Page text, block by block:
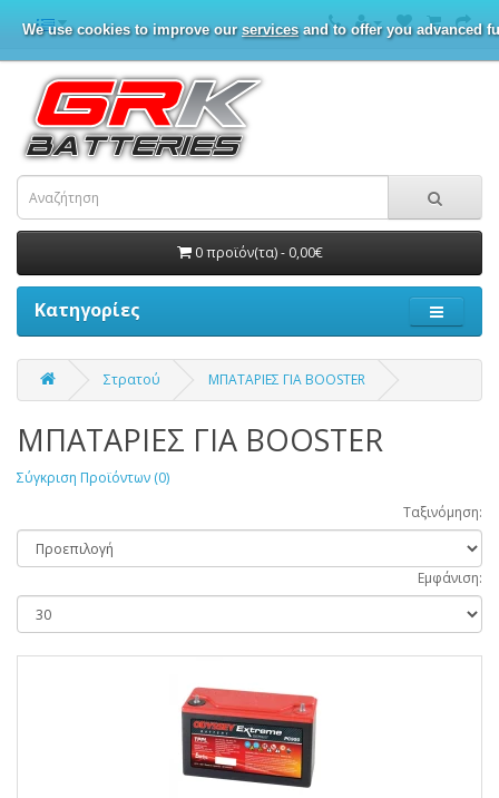
We use cookies to improve our servicesand to offer you advanced
0 προϊόν(τα) - 0,00€
Κατηγορίες
Στρατού ΜΠΑΤΑΡΙΕΣ ΓΙΑ BOOSTER
ΜΠΑΤΑΡΙΕΣ ΓΙΑ BOOSTER
Σύγκριση Προϊόντων (0)
Ταξινόμηση:
Εμφάνιση: